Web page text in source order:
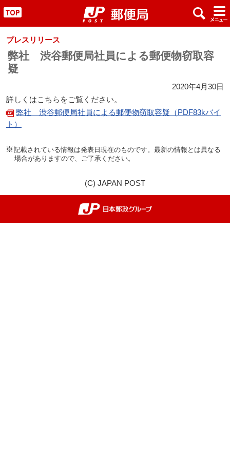
" x #
プレスリリース
弊社 渋谷郵便局社員による郵便物窃取容
疑
2020年4月30日
詳しくはこちらをご覧ください。
弊社 渋谷郵便局社員による郵便物窃取容疑（PDF83kバイ
ト）
記載されている情報は発表日現在のものです。最新の情報とは異なる
場合がありますので、ご了承ください。
(C) JAPAN POST